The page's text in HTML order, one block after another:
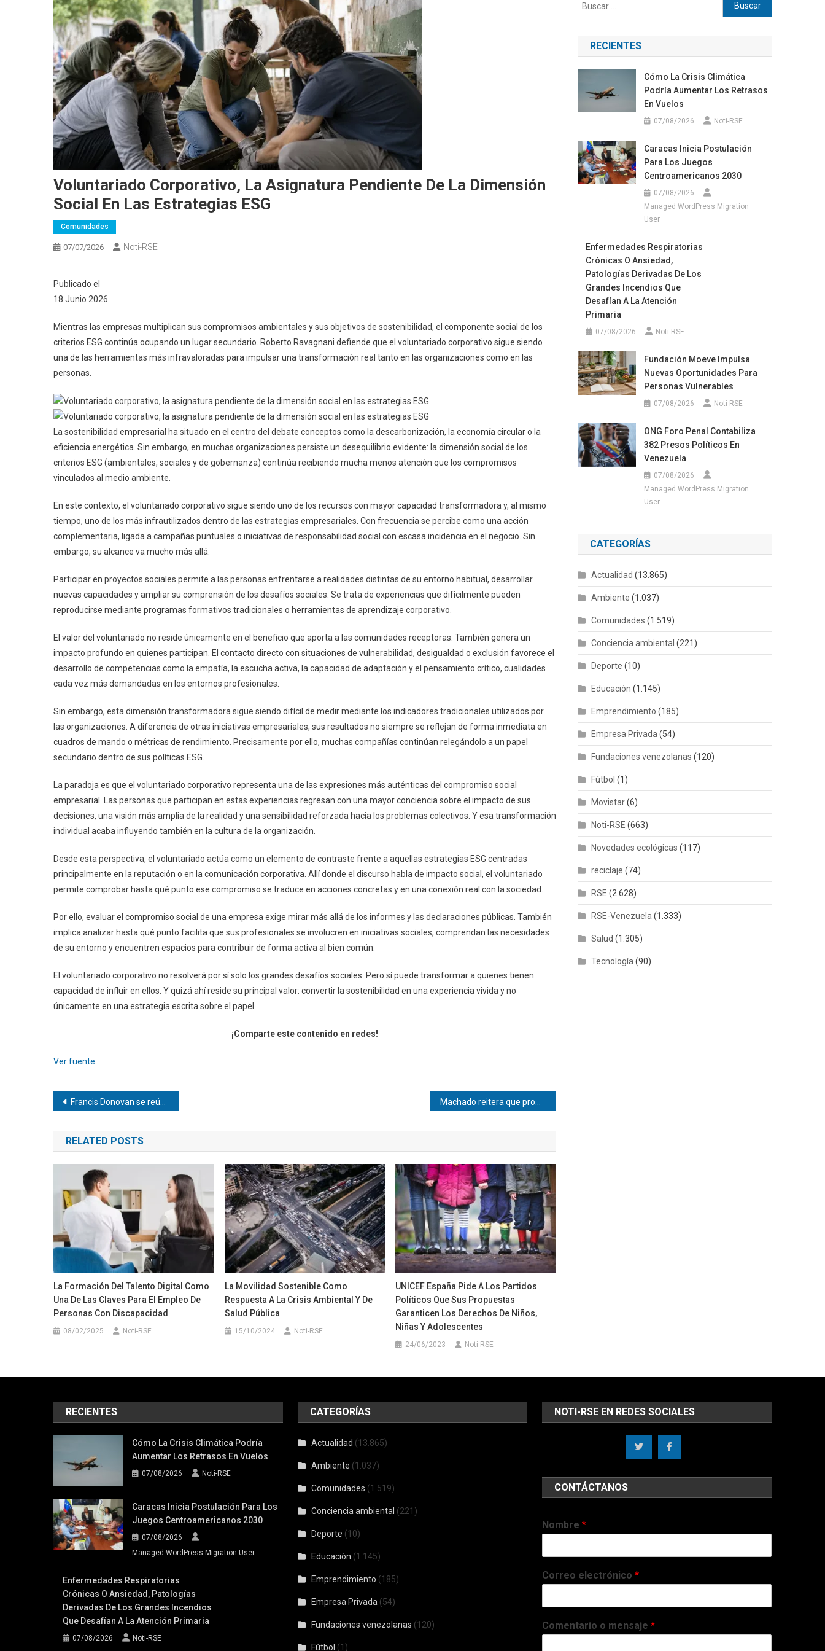
Voluntariado Corporativo, La Asignatura Pendiente De La Dimensión
Social En Las Estrategias ESG
Comunidades
07/07/2026 Noti-RSE
Publicado el
18 Junio 2026
Mientras las empresas multiplican sus compromisos ambientales y sus objetivos de sostenibilidad, el componente social de los
criterios ESG continúa ocupando un lugar secundario. Roberto Ravagnani defiende que el voluntariado corporativo sigue siendo
una de las herramientas más infravaloradas para impulsar una transformación real tanto en las organizaciones como en las
personas.
La sostenibilidad empresarial ha situado en el centro del debate conceptos como la descarbonización, la economía circular o la
eficiencia energética. Sin embargo, en muchas organizaciones persiste un desequilibrio evidente: la dimensión social de los
criterios ESG (ambientales, sociales y de gobernanza) continúa recibiendo mucha menos atención que los compromisos
vinculados al medio ambiente.
En este contexto, el voluntariado corporativo sigue siendo uno de los recursos con mayor capacidad transformadora y, al mismo
tiempo, uno de los más infrautilizados dentro de las estrategias empresariales. Con frecuencia se percibe como una acción
complementaria, ligada a campañas puntuales o iniciativas de responsabilidad social con escasa incidencia en el negocio. Sin
embargo, su alcance va mucho más allá.
Participar en proyectos sociales permite a las personas enfrentarse a realidades distintas de su entorno habitual, desarrollar
nuevas capacidades y ampliar su comprensión de los desafíos sociales. Se trata de experiencias que difícilmente pueden
reproducirse mediante programas formativos tradicionales o herramientas de aprendizaje corporativo.
El valor del voluntariado no reside únicamente en el beneficio que aporta a las comunidades receptoras. También genera un
impacto profundo en quienes participan. El contacto directo con situaciones de vulnerabilidad, desigualdad o exclusión favorece el
desarrollo de competencias como la empatía, la escucha activa, la capacidad de adaptación y el pensamiento crítico, cualidades
cada vez más demandadas en los entornos profesionales.
Sin embargo, esta dimensión transformadora sigue siendo difícil de medir mediante los indicadores tradicionales utilizados por
las organizaciones. A diferencia de otras iniciativas empresariales, sus resultados no siempre se reflejan de forma inmediata en
cuadros de mando o métricas de rendimiento. Precisamente por ello, muchas compañías continúan relegándolo a un papel
secundario dentro de sus políticas ESG.
La paradoja es que el voluntariado corporativo representa una de las expresiones más auténticas del compromiso social
empresarial. Las personas que participan en estas experiencias regresan con una mayor conciencia sobre el impacto de sus
decisiones, una visión más amplia de la realidad y una sensibilidad reforzada hacia los problemas colectivos. Y esa transformación
individual acaba influyendo también en la cultura de la organización.
Desde esta perspectiva, el voluntariado actúa como un elemento de contraste frente a aquellas estrategias ESG centradas
principalmente en la reputación o en la comunicación corporativa. Allí donde el discurso habla de impacto social, el voluntariado
permite comprobar hasta qué punto ese compromiso se traduce en acciones concretas y en una conexión real con la sociedad.
Por ello, evaluar el compromiso social de una empresa exige mirar más allá de los informes y las declaraciones públicas. También
implica analizar hasta qué punto facilita que sus profesionales se involucren en iniciativas sociales, comprendan las necesidades
de su entorno y encuentren espacios para contribuir de forma activa al bien común.
El voluntariado corporativo no resolverá por sí solo los grandes desafíos sociales. Pero sí puede transformar a quienes tienen
capacidad de influir en ellos. Y quizá ahí reside su principal valor: convertir la sostenibilidad en una experiencia vivida y no
únicamente en una estrategia escrita sobre el papel.
¡Comparte este contenido en redes!
Ver fuente
Navegación
de
entradas
Francis Donovan se reúne con Delcy Rodríguez para evaluar asistencia humanitaria Machado reitera que promesa de regresar a Venezuela se cumple «paso a paso»
RELATED POSTS
La Formación Del Talento Digital Como
Una De Las Claves Para El Empleo De
Personas Con Discapacidad
08/02/2025 Noti-RSE
La Movilidad Sostenible Como
Respuesta A La Crisis Ambiental Y De
Salud Pública
15/10/2024 Noti-RSE
UNICEF España Pide A Los Partidos
Políticos Que Sus Propuestas
Garanticen Los Derechos De Niños,
Niñas Y Adolescentes
24/06/2023 Noti-RSE
RECIENTES
Cómo La Crisis Climática
Podría Aumentar Los Retrasos
En Vuelos
07/08/2026 Noti-RSE
Caracas Inicia Postulación
Para Los Juegos
Centroamericanos 2030
07/08/2026
Managed WordPress Migration
User
Enfermedades Respiratorias
Crónicas O Ansiedad,
Patologías Derivadas De Los
Grandes Incendios Que
Desafían A La Atención
Primaria
07/08/2026 Noti-RSE
Fundación Moeve Impulsa
Nuevas Oportunidades Para
Personas Vulnerables
07/08/2026 Noti-RSE
ONG Foro Penal Contabiliza
382 Presos Políticos En
Venezuela
07/08/2026
Managed WordPress Migration
User
CATEGORÍAS
Actualidad (13.865)
Ambiente (1.037)
Comunidades (1.519)
Conciencia ambiental (221)
Deporte (10)
Educación (1.145)
Emprendimiento (185)
Empresa Privada (54)
Fundaciones venezolanas (120)
Fútbol (1)
Movistar(6)
Noti-RSE (663)
Novedades ecológicas (117)
reciclaje (74)
RSE (2.628)
RSE-Venezuela (1.333)
Salud (1.305)
Tecnología (90)
RECIENTES
Cómo La Crisis Climática Podría
Aumentar Los Retrasos En Vuelos
07/08/2026 Noti-RSE
Caracas Inicia Postulación Para Los
Juegos Centroamericanos 2030
07/08/2026
Managed WordPress Migration User
Enfermedades Respiratorias
Crónicas O Ansiedad, Patologías
Derivadas De Los Grandes Incendios
Que Desafían A La Atención Primaria
07/08/2026 Noti-RSE
CATEGORÍAS
Actualidad (13.865)
Ambiente (1.037)
Comunidades (1.519)
Conciencia ambiental (221)
Deporte (10)
Educación (1.145)
Emprendimiento (185)
Empresa Privada (54)
Fundaciones venezolanas (120)
Fútbol (1)
NOTI-RSE EN REDES SOCIALES
CONTÁCTANOS
Nombre *
Correo electrónico *
Comentario o mensaje *